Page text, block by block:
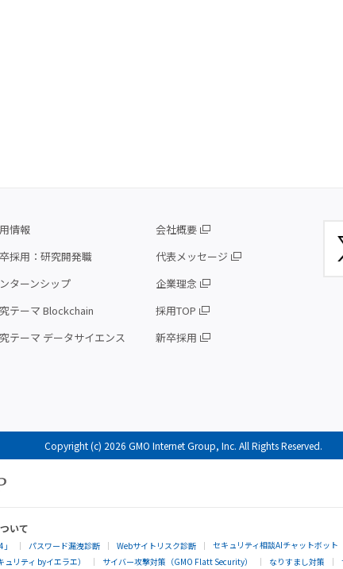
情報
採用：研究開発職
ターンシップ
テーマ Blockchain
テーマ データサイエンス
会社概要
代表メッセージ
企業理念
採用TOP
新卒採用
Copyright (c) 2026 GMO Internet Group, Inc. All Rights Reserved.
いて
パスワード漏洩診断 Webサイトリスク診断
セキュリティ相談AIチャットボット
リティ byイエラエ） サイバー攻撃対策（GMO Flatt Security） なりすまし対策